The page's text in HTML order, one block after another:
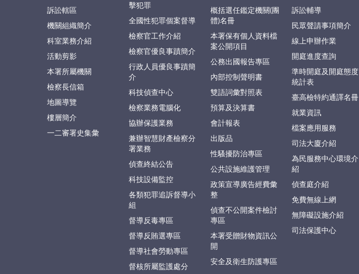
訴訟轄區
機關組織簡介
科室業務介紹
活動剪影
本署所屬機關
檢察長信箱
地圖導覽
樓層簡介
一二審署史集彙
擊犯罪
全國性犯罪個案督導
檢察官工作介紹
檢察官優良事蹟簡介
行政人員優良事蹟簡
介
科技偵查中心
檢察業務電腦化
協辦保護業務
兼辦智慧財產檢察分
署業務
偵查終結公告
科技設備監控
各類犯罪追訴督導小
組
督導反毒專區
督導反賄選專區
督導社會勞動專區
督核所屬監護處分
概括選任鑑定機關(團
體)名冊
本署保有個人資料檔
案公開項目
公務出國報告專區
內部控制聲明書
雙語詞彙對照表
預算及決算書
會計報表
出版品
性騷擾防治專區
公共設施維護管理
政策宣導廣告經費彙
整
偵查不公開案件檢討
專區
本署受贈財物資訊公
開
安全及衛生防護專區
訴訟輔導
民眾聲請事項簡介
線上申辦作業
開庭進度查詢
準時開庭及開庭態度
統計表
臺高檢特約通譯名冊
就業資訊
檔案應用服務
司法大廈介紹
為民服務中心環境介
紹
偵查庭介紹
免費無線上網
無障礙設施介紹
司法保護中心